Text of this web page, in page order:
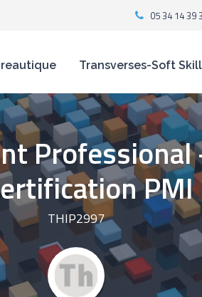
05 34 14 39
Transverses-Soft
PMI
THIP2997